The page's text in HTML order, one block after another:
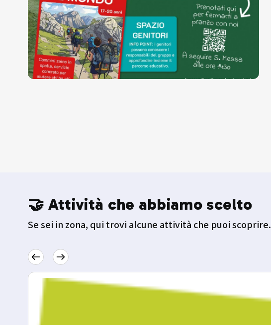
🤝 Attività che abbiamo scelto
Se sei in zona, qui trovi alcune attività che puoi scoprire.